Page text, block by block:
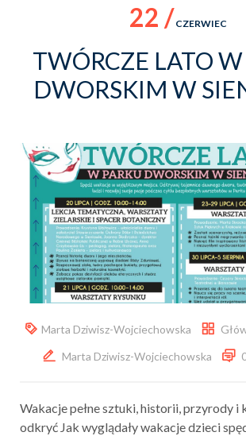
22 / CZERWIEC
TWÓRCZE LATO W
DWORSKIM W
Marta Dziwisz-Wojciechowska
Marta Dziwisz-Wojciechowska
Wakacje pełne sztuki, historii, przyrody i
odkryć Jak wyglądały wakacje dzieci